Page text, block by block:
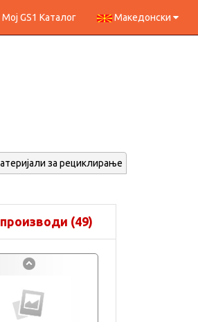
Мој GS1 Каталог Македонски
за рециклирање
(49)